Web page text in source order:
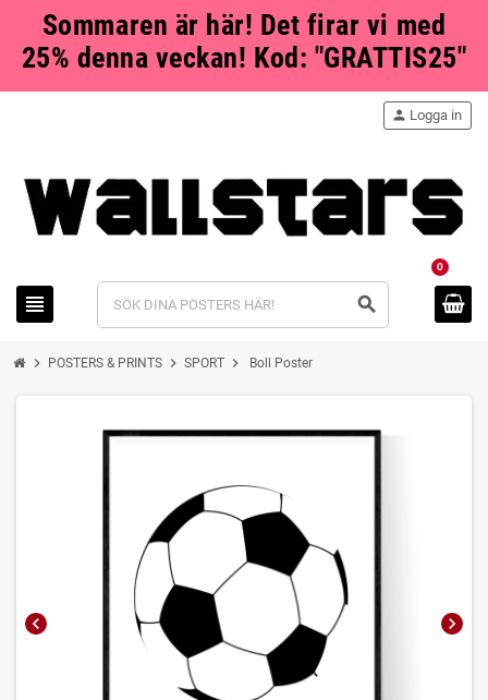
Sommaren är här! Det firar vi med
25% denna veckan! Kod: "GRATTIS25"
view_headline search
person Logga in
0
chevron_right POSTERS & PRINTS chevron_right SPORT chevron_right Boll Poster
chevron_left chevron_right